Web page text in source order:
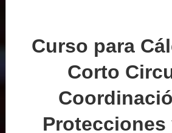
Curso para
Corto
Protecciones